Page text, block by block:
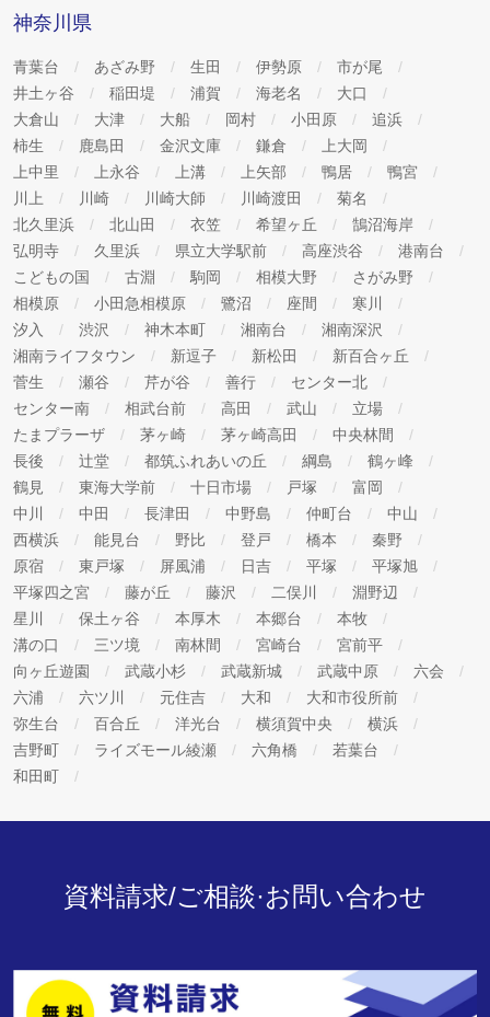
神奈川県
青葉台 あざみ野 生田 伊勢原
市が尾
井土ヶ谷
稲田堤 浦賀 海老名
大口
大倉山
大津 大船 岡村 小田原
追浜
柿生
鹿島田 金沢文庫 鎌倉
上大岡
上中里
上永谷 上溝 上矢部 鴨居
鴨宮
川上
川崎 川崎大師 川崎渡田
菊名
北久里浜
北山田 衣笠 希望ヶ丘
鵠沼海岸
弘明寺
久里浜 県立大学駅前 高座渋谷
港南台
こどもの国
古淵 駒岡 相模大野
さがみ野
相模原
小田急相模原 鷺沼 座間
寒川
汐入
渋沢 神木本町 湘南台
湘南深沢
湘南ライフタウン
新逗子 新松田
新百合ヶ丘
菅生
瀬谷 芹が谷 善行
センター北
センター南
相武台前 高田 武山
立場
たまプラーザ
茅ヶ崎 茅ヶ崎高田
中央林間
長後
辻堂 都筑ふれあいの丘 綱島
鶴ヶ峰
鶴見
東海大学前 十日市場 戸塚
富岡
中川
中田 長津田 中野島 仲町台
中山
西横浜
能見台 野比 登戸 橋本
秦野
原宿
東戸塚 屏風浦 日吉 平塚
平塚旭
平塚四之宮
藤が丘 藤沢 二俣川
淵野辺
星川
保土ヶ谷 本厚木 本郷台
本牧
溝の口
三ツ境 南林間 宮崎台
宮前平
向ヶ丘遊園
武蔵小杉 武蔵新城 武蔵中原
六会
六浦
六ツ川 元住吉 大和
大和市役所前
弥生台
百合丘 洋光台 横須賀中央
横浜
吉野町
ライズモール綾瀬 六角橋
若葉台
和田町
資料請求/ご相談·お問い合わせ